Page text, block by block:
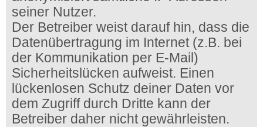
seiner Nutzer.
Der Betreiber weist darauf hin, dass die
Datenübertragung im Internet (z.B. bei
der Kommunikation per E-Mail)
Sicherheitslücken aufweist. Einen
lückenlosen Schutz deiner Daten vor
dem Zugriff durch Dritte kann der
Betreiber daher nicht gewährleisten.